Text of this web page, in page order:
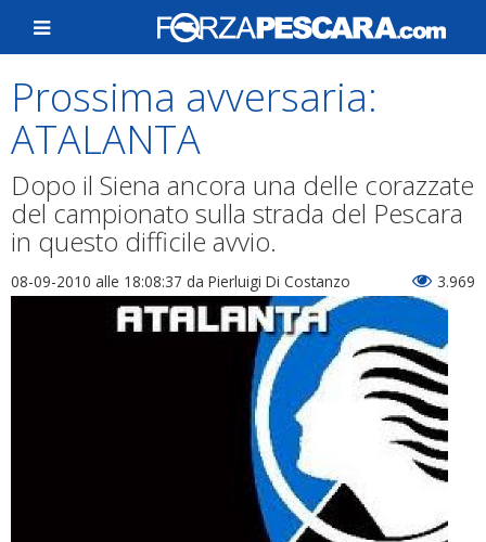
Prossima avversaria:
ATALANTA
Dopo il Siena ancora una delle corazzate
del campionato sulla strada del Pescara
in questo difficile avvio.
08-09-2010 alle 18:08:37 da Pierluigi Di Costanzo 3.969